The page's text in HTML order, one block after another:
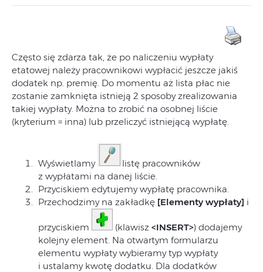
Często się zdarza tak, że po naliczeniu wypłaty
etatowej należy pracownikowi wypłacić jeszcze jakiś
dodatek np. premię. Do momentu aż lista płac nie
zostanie zamknięta istnieją 2 sposoby zrealizowania
takiej wypłaty. Można to zrobić na osobnej liście
(kryterium = inna) lub przeliczyć istniejącą wypłatę.
Wyświetlamy
listę pracowników
z wypłatami na danej liście.
Przyciskiem edytujemy wypłatę pracownika.
Przechodzimy na zakładkę [Elementy wypłaty] i
przyciskiem (klawisz <INSERT>) dodajemy
kolejny element. Na otwartym formularzu
elementu wypłaty wybieramy typ wypłaty
i ustalamy kwotę dodatku. Dla dodatków